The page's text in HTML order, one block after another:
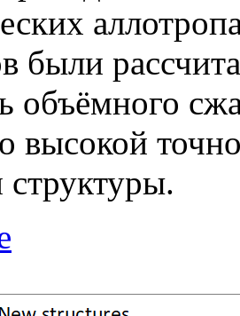
были
объёмного
высокой
структуры.